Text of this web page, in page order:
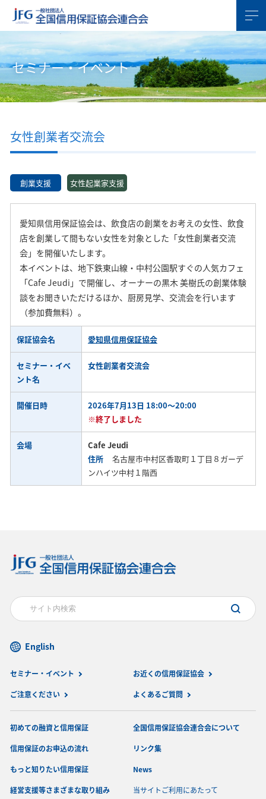
セミナー・イベント
女性創業者交流会
創業支援 女性起業家支援
愛知県信用保証協会は、飲食店の創業をお考えの女性、飲食
店を創業して間もない女性を対象とした「女性創業者交流
会」を開催いたします。
本イベントは、地下鉄東山線・中村公園駅すぐの人気カフェ
「Cafe Jeudi」で開催し、オーナーの黒木 美樹氏の創業体験
談をお聞きいただけるほか、厨房見学、交流会を行います
（参加費無料）。
保証協会名 愛知県信用保証協会
セミナー・イベ
ント名
女性創業者交流会
開催日時
2026年7月13日 18:00～20:00
※終了しました
会場
Cafe Jeudi
住所
名古屋市中村区香取町１丁目８ガーデ
ンハイツ中村１階西
English
セミナー・イベント お近くの信用保証協会
ご注意ください よくあるご質問
初めての融資と信用保証
信用保証のお申込の流れ
もっと知りたい信用保証
経営支援等さまざまな取り組み
全国信用保証協会連合会について
リンク集
News
当サイトご利用にあたって